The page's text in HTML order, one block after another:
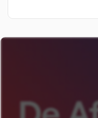
Belgische vrouwen die
Staat (IS) getuigen voor
maandag 8 juni 2026 om